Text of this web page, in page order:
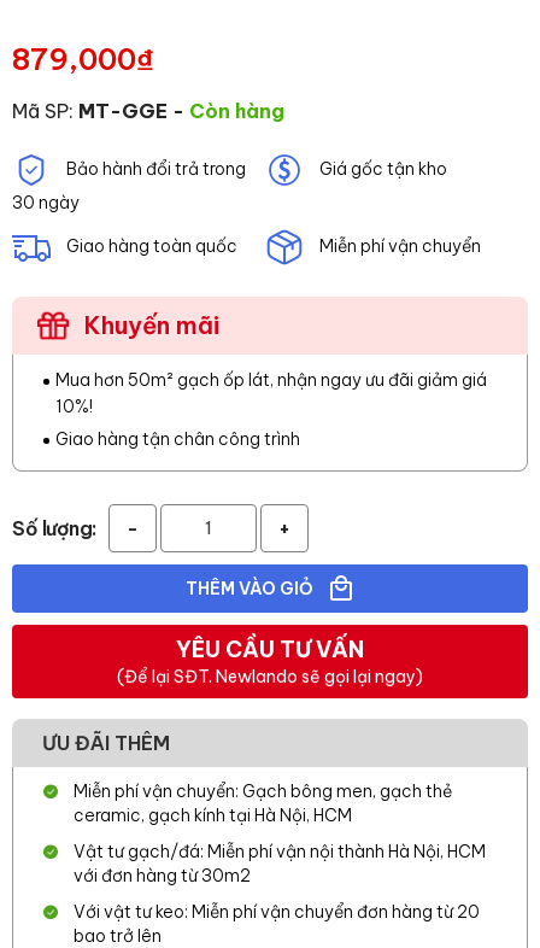
879,000₫
Mã SP: MT-GGE - Còn hàng
Bảo hành đổi trả trong
30 ngày
Giá gốc tận kho
Giao hàng toàn quốc Miễn phí vận chuyển
Khuyến mãi
Mua hơn 50m² gạch ốp lát, nhận ngay ưu đãi giảm giá
10%!
Giao hàng tận chân công trình
Số lượng: - +
THÊM VÀO GIỎ
YÊU CẦU TƯ VẤN
(Để lại SĐT. Newlando sẽ gọi lại ngay)
ƯU ĐÃI THÊM
Miễn phí vận chuyển: Gạch bông men, gạch thẻ
ceramic, gạch kính tại Hà Nội, HCM
Vật tư gạch/đá: Miễn phí vận nội thành Hà Nội, HCM
với đơn hàng từ 30m2
Với vật tư keo: Miễn phí vận chuyển đơn hàng từ 20
bao trở lên